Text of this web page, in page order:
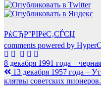
РќСЂР°РІРёС‚СЃСЏ
comments powered by
Навигация
по
8 декабря 1991 года –
13 декабря 1957 года –
клятвы советских пионеров.